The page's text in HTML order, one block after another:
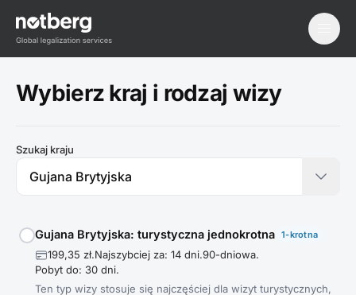
Wybierz kraj i rodzaj wizy
Szukaj kraju
Gujana Brytyjska: turystyczna jednokrotna 1-krotna
199,35 zł.Najszybciej za: 14 dni.90-dniowa.
Pobyt do: 30 dni.
Ten typ wizy stosuje się najczęściej dla wizyt turystycznych,